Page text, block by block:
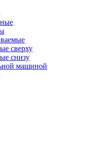
сверху
снизу
машиной